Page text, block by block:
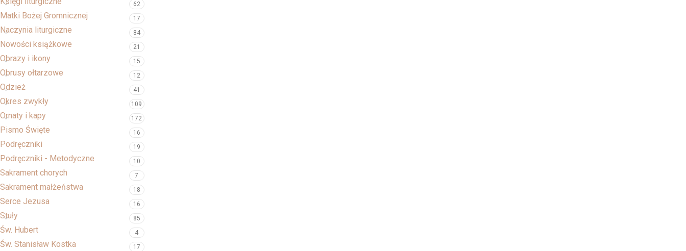
62
Matki Bożej Gromnicznej 17
Naczynia liturgiczne 84
Nowości książkowe 21
Obrazy i ikony 15
Obrusy ołtarzowe 12
Odzież 41
Okres zwykły 109
Ornaty i kapy 172
Pismo Święte 16
Podręczniki 19
Podręczniki - Metodyczne 10
Sakrament chorych 7
Sakrament małżeństwa 18
Serce Jezusa 16
Stuły 85
Św. Hubert 4
Św. Stanisław Kostka 17